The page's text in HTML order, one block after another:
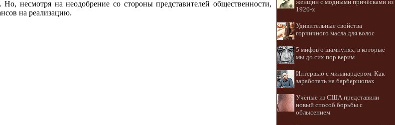
несмотря на неодобрение со стороны представителей общественности,
на реализацию.
женщин с модными причёсками из
1920-х
Удивительные свойства
горчичного масла для волос
5 мифов о шампунях, в которые
мы до сих пор верим
Интервью с миллиардером. Как
заработать на барбершопах
Учёные из США представили
новый способ борьбы с
облысением